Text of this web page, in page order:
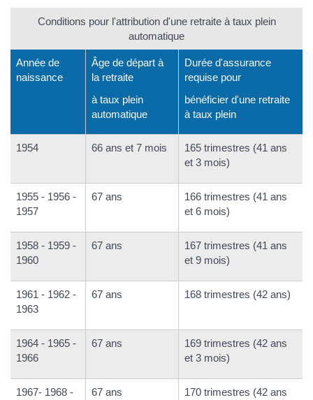
Conditions pour l'attribution d'une retraite à taux plein
automatique
Année de
naissance
Âge de départ à
la retraite
à taux plein
automatique
Durée d'assurance
requise pour
bénéficier d'une retraite
à taux plein
1954 66 ans et 7 mois
165 trimestres (41 ans
et 3 mois)
1955 - 1956 -
1957
67 ans
166 trimestres (41 ans
et 6 mois)
1958 - 1959 -
1960
67 ans
167 trimestres (41 ans
et 9 mois)
1961 - 1962 -
1963
67 ans 168 trimestres (42 ans)
1964 - 1965 -
1966
67 ans
169 trimestres (42 ans
et 3 mois)
1967- 1968 - 67 ans 170 trimestres (42 ans